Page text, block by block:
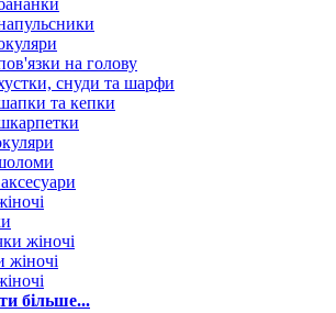
на голову
снуди та шарфи
та кепки
жіночі
жіночі
більше...